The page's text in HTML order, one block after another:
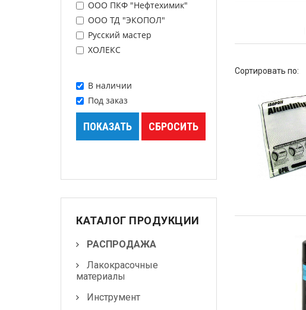
Маскировочные
материалы
Емкости, ситечки, PPS,
палочки для
размешивания, линейки
Крепежные системы
Аккумуляторы
Аксессуары
Лампочки и
предохранители
ООО ПКФ "Нефтехимик"
ООО ТД "ЭКОПОЛ"
Русский мастер
ХОЛЕКС
В наличии
Под заказ
КАТАЛОГ ПРОДУКЦИИ
РАСПРОДАЖА
Лакокрасочные
материалы
Инструмент
Сортировать по: